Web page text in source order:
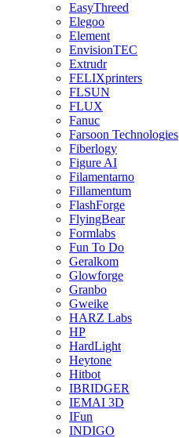
EasyThreed
Elegoo
Element
EnvisionTEC
Extrudr
FELIXprinters
FLSUN
FLUX
Fanuc
Farsoon Technologies
Fiberlogy
Figure AI
Filamentarno
Fillamentum
FlashForge
FlyingBear
Formlabs
Fun To Do
Geralkom
Glowforge
Granbo
Gweike
HARZ Labs
HP
HardLight
Heytone
Hitbot
IBRIDGER
IEMAI 3D
IFun
INDIGO